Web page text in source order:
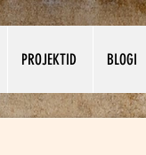
PROJEKTID BLOGI